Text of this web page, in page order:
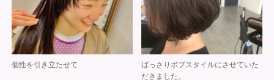
個性を引き立たせて
ばっさりボブスタイルにさせていた
だきました。